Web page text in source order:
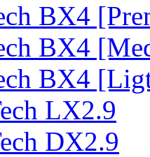
BX4
BX4
BX4
LX2.9
DX2.9